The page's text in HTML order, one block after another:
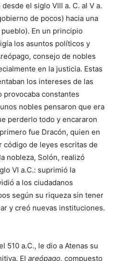
el siglo VIII a. C. al V a.
de pocos) hacia una
En un principio
los asuntos políticos y
consejo de nobles
en la justicia. Estas
los intereses de las
provocaba constantes
nobles pensaron que era
perderlo todo y encararon
fue Dracón, quien en
código de leyes escritas de
nobleza, Solón, realizó
VI a.C.: suprimió la
a los ciudadanos
según su riqueza sin tener
y creó nuevas instituciones.
510 a.C., le dio a Atenas su
El areópago, compuesto